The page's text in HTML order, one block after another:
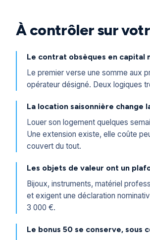
À contrôler sur
Le contrat obsèques en capital
Le premier verse une somme aux
opérateur désigné. Deux logiques
La location saisonnière change
Louer son logement quelques
Une extension existe, elle coûte
couvert du tout.
Les objets de valeur ont un
Bijoux, instruments, matériel
et exigent une déclaration
3 000 €.
Le bonus 50 se conserve, sous